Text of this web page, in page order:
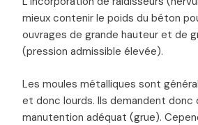
mieux contenir le poids du béton
ouvrages de grande hauteur et de
(pression admissible élevée).
Les moules métalliques sont
et donc lourds. Ils demandent donc
manutention adéquat (grue).